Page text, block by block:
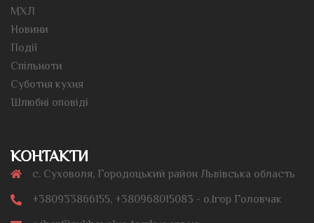
МХЛ
Новини
Події
Спільноти
Суботня кухня
Шлюбні оповіді
КОНТАКТИ
с. Суховоля, Городоцький район Львівська область
+380933866155, +380968015083 - о.Ігор Головчак